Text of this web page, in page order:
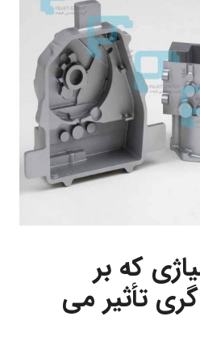
که بر
تأثیر می